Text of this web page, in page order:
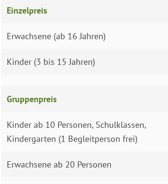
Einzelpreis
Erwachsene (ab 16 Jahren)
Kinder (3 bis 15 Jahren)
Gruppenpreis
Kinder ab 10 Personen, Schulklassen,
Kindergarten (1 Begleitperson frei)
Erwachsene ab 20 Personen